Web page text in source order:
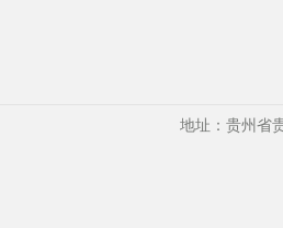
地址：贵州省